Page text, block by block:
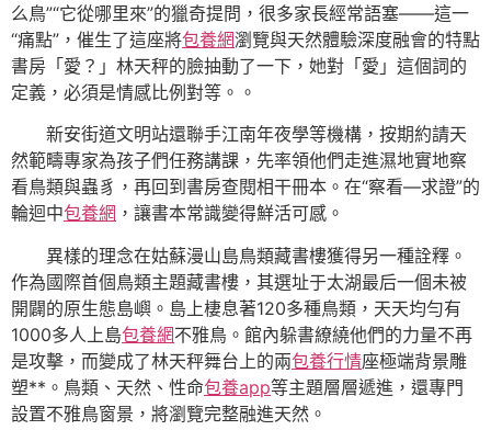
么鳥”“它從哪里來”的獵奇提問，很多家長經常語塞——這一
“痛點”，催生了這座將包養網瀏覽與天然體驗深度融會的特點
書房「愛？」林天秤的臉抽動了一下，她對「愛」這個詞的
定義，必須是情感比例對等。。
新安街道文明站還聯手江南年夜學等機構，按期約請天
然範疇專家為孩子們任務講課，先率領他們走進濕地實地察
看鳥類與蟲豸，再回到書房查閱相干冊本。在“察看—求證”的
輪迴中包養網 ，讓書本常識變得鮮活可感。
異樣的理念在姑蘇漫山島鳥類藏書樓獲得另一種詮釋。
作為國際首個鳥類主題藏書樓，其選址于太湖最后一個未被
開闢的原生態島嶼。島上棲息著120多種鳥類，天天均勻有
1000多人上島包養網不雅鳥。館內躲書繚繞他們的力量不再
是攻擊，而變成了林天秤舞台上的兩包養行情座極端背景雕
塑**。鳥類、天然、性命包養app等主題層層遞進，還專門
設置不雅鳥窗景，將瀏覽完整融進天然。